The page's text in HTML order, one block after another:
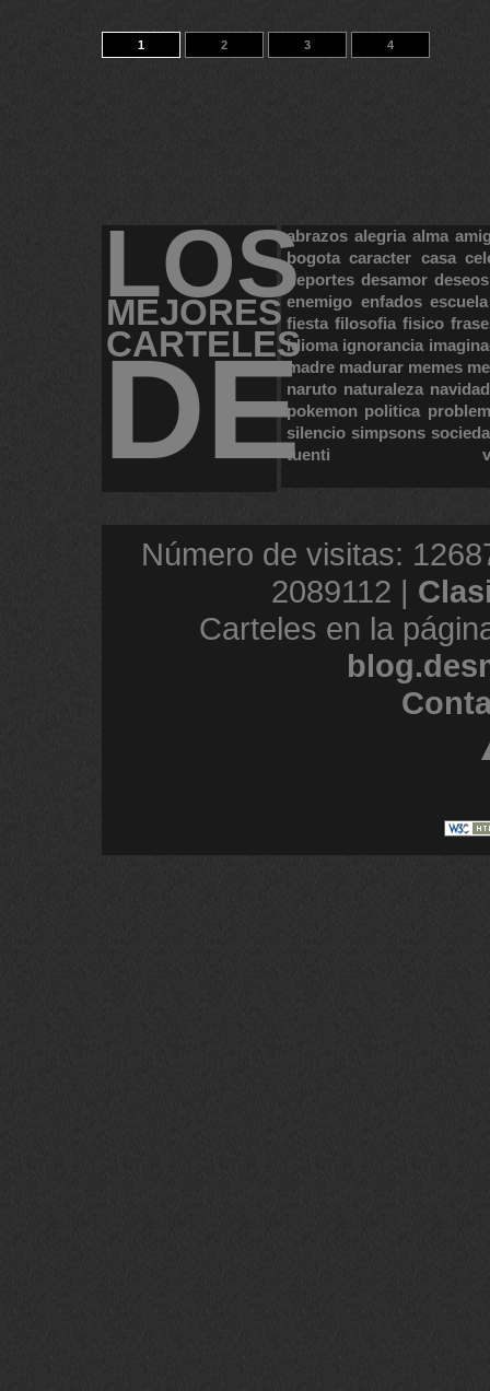
1 2 3 4
LOS
MEJORES
CARTELES
DE
abrazos alegria alma
bogota caracter casa
deportes desamor deseos
enemigo enfados escuela
fiesta filosofia fisico
idioma ignorancia
madre madurar memes
naruto naturaleza navidad
pokemon politica
silencio simpsons
tuenti
Número de visitas:
2089112 |
Carteles en la